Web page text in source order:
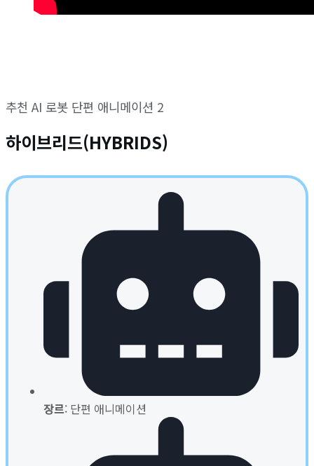
추천 AI 로봇 단편 애니메이션 2
하이브리드(HYBRIDS)
장르: 단편 애니메이션